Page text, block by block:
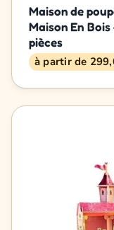
Maison de
Maison En
pièces
à partir de